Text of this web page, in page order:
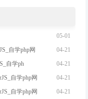
05-01
自学php网 04-21
自学ph 04-21
自学php网 04-21
自学php网 04-21